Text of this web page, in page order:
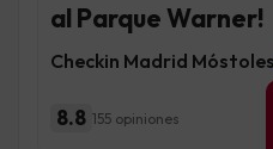
al Parque Warner!
Checkin Madrid Móstoles
8.8 155 opiniones